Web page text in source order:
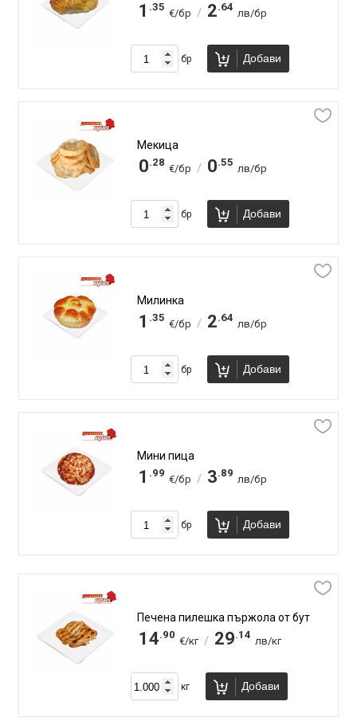
1 .35
€/бр / 2.64
лв/бр
бр Добави
Мекица
0.28
€/бр / 0.55
лв/бр
бр Добави
Милинка
1 .35
€/бр / 2.64
лв/бр
бр Добави
Мини пица
1 .99
€/бр / 3.89
лв/бр
бр Добави
Печена пилешка пържола от бут
14.90
€/кг / 29.14
лв/кг
кг Добави